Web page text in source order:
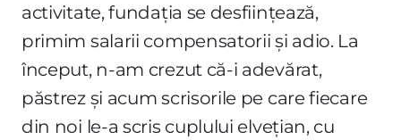
activitate, fundația se desființează,
primim salarii compensatorii și adio. La
început, n-am crezut că-i adevărat,
păstrez și acum scrisorile pe care fiecare
din noi le-a scris cuplului elvețian, cu